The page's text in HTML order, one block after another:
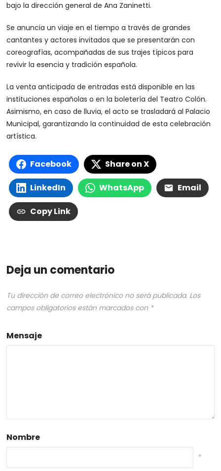
bajo la dirección general de Ana Zaninetti.
Se anuncia un viaje en el tiempo a través de grandes
cantantes y actores invitados que se presentarán con
coreografías, acompañadas de sus trajes típicos para
revivir la esencia y tradición española.
La venta anticipada de entradas está disponible en las
instituciones españolas o en la boletería del Teatro Colón.
Asimismo, en caso de lluvia, el acto se trasladará al Palacio
Municipal, garantizando la continuidad de esta celebración
artística.
Facebook Share on X
LinkedIn WhatsApp Email
Copy Link
Deja un comentario
Tu dirección de correo electrónico no será publicada. Los
campos obligatorios están marcados con *
Mensaje
Nombre
*